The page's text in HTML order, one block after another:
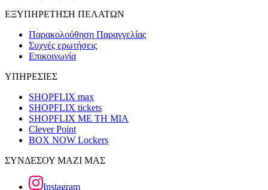
ΕΞΥΠΗΡΕΤΗΣΗ ΠΕΛΑΤΩΝ
Παρακολούθηση Παραγγελίας
Συχνές ερωτήσεις
Επικοινωνία
ΥΠΗΡΕΣΙΕΣ
SHOPFLIX max
SHOPFLIX tickets
SHOPFLIX ΜΕ ΤΗ ΜΙΑ
Clever Point
BOX NOW Lockers
ΣΥΝΔΕΣΟΥ ΜΑΖΙ ΜΑΣ
Instagram